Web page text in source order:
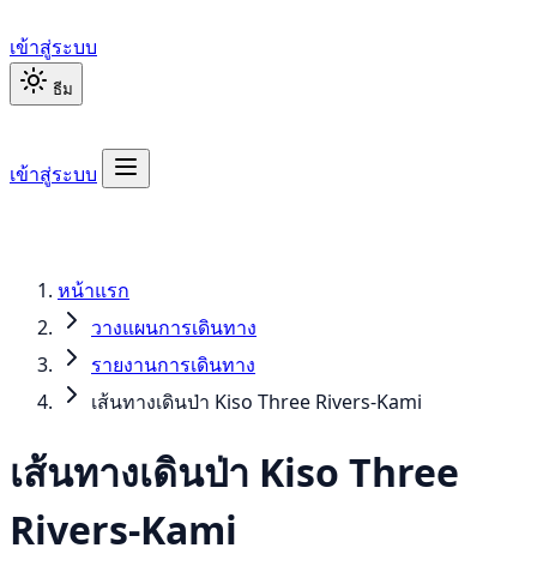
เข้าสู่ระบบ
ธีม
เข้าสู่ระบบ
หน้าแรก
วางแผนการเดินทาง
รายงานการเดินทาง
เส้นทางเดินป่า Kiso Three Rivers-Kami
เส้นทางเดินป่า Kiso Three
Rivers-Kami